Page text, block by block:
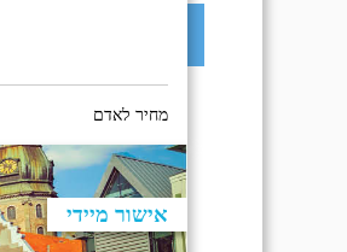
יום בשתי ספרות קו
יום בשתי ספרות קו
מחיר לאדם
אישור מיידי